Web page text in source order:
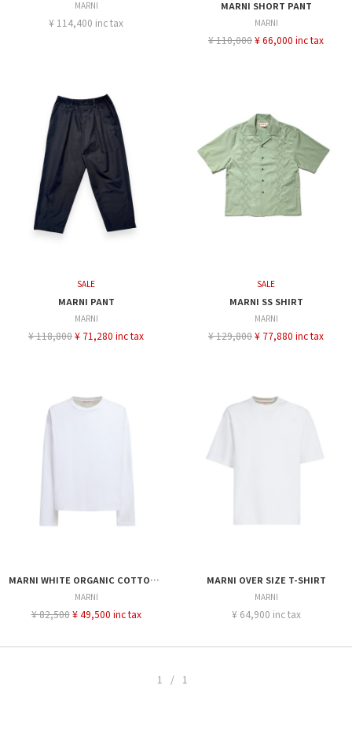
MARNI
¥ 114,400 inc tax
MARNI SHORT PANT
MARNI
¥ 110,000¥ 66,000 inc tax
SALE
MARNI PANT
MARNI
¥ 118,800¥ 71,280 inc tax
SALE
MARNI SS SHIRT
MARNI
¥ 129,800¥ 77,880 inc tax
MARNI WHITE ORGANIC COTTON OVERSIZED T-SHIRT
MARNI
¥ 82,500 ¥ 49,500 inc tax
MARNI OVER SIZE T-SHIRT
MARNI
¥ 64,900 inc tax
1/1